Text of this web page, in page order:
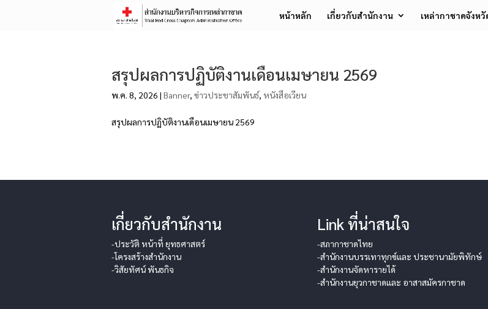
หน้าหลัก เกี่ยวกับสำนักงาน เหล่ากาชาดจังหวั
สรุปผลการปฏิบัติงานเดือนเมษายน 2569
พ.ค. 8, 2026 | Banner, ข่าวประชาสัมพันธ์, หนังสือเวียน
สรุปผลการปฏิบัติงานเดือนเมษายน 2569
เกี่ยวกับสำนักงาน
-ประวัติ หน้าที่ ยุทธศาสตร์
-โครงสร้างสำนักงาน
-วิสัยทัศน์ พันธกิจ
Link ที่น่าสนใจ
-สภากาชาดไทย
-สำนักงานบรรเทาทุกข์และ ประชานามัยพิทักษ์
-สำนักงานจัดหารายได้
-สำนักงานยุวกาชาดและ อาสาสมัครกาชาด